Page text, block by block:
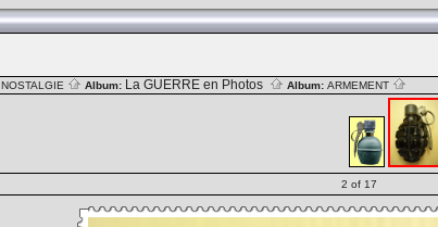
NOSTALGIE Album: La GUERRE en Photos Album: ARMEMENT
2 of 17